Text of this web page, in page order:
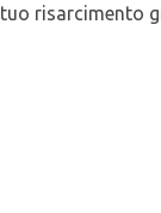
tuo risarcimento